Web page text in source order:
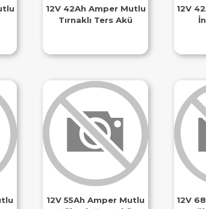
12V 42Ah Amper Mutlu
Tırnaklı Ters Akü
12V
12V 55Ah Amper Mutlu
12V